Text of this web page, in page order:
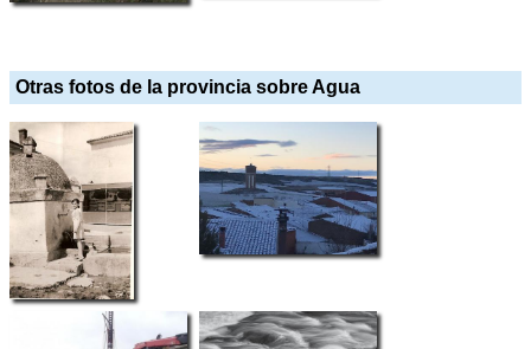
Otras fotos de la provincia sobre Agua